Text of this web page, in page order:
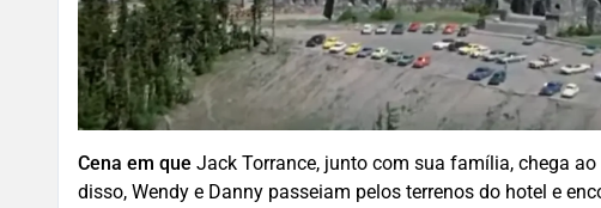
Cena em que Jack Torrance, junto com sua família, chega
disso, Wendy e Danny passeiam pelos terrenos do hotel e